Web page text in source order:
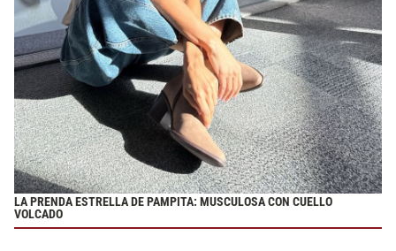
LA PRENDA ESTRELLA DE PAMPITA: MUSCULOSA CON CUELLO
VOLCADO